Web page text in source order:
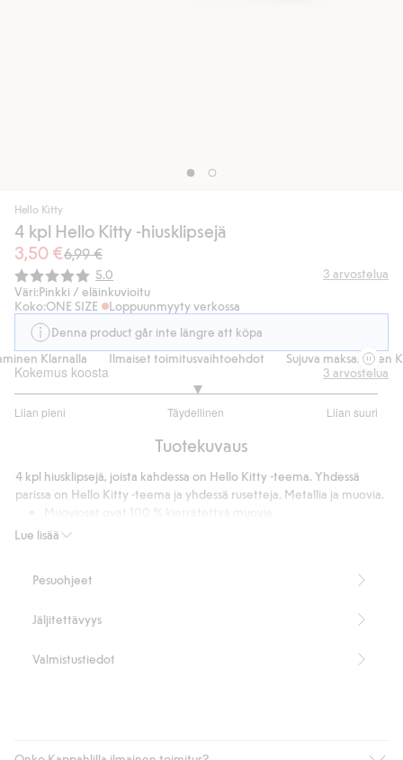
Hello Kitty
4 kpl Hello Kitty -hiusklipsejä
3,50 €6,99 €
Keskimääräinen luokitus:
5.0 3 arvostelua
Väri:Pinkki / eläinkuvioitu
Koko:ONE SIZE
Loppuunmyyty verkossa
Denna product går inte längre att köpa
Klarnalla
Ilmaiset toimitusvaihtoehdot Sujuva maksaminen
Kokemus koosta
Liian pieni Täydellinen Liian suuri
/
ääneen
3 arvostelua
Tuotekuvaus
Lue lisää
4 kpl hiusklipsejä, joista kahdessa on Hello Kitty -teema. Yhdessä
parissa on Hello Kitty -teema ja yhdessä rusetteja. Metallia ja muovia.
Tuotenumero
Pesuohjeet
Jäljitettävyys
Valmistustiedot